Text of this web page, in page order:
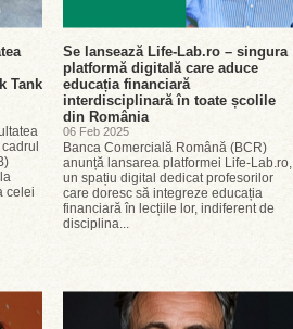
Tank
celei
Se lansează Life-Lab.ro – singura
platformă digitală care aduce
educația financiară
interdisciplinară în toate școlile
din România
06 Feb 2025
Banca Comercială Română (BCR)
anunță lansarea platformei Life-Lab.ro,
un spațiu digital dedicat profesorilor
care doresc să integreze educația
financiară în lecțiile lor, indiferent de
disciplina...